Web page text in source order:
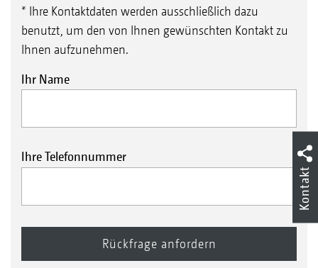
* Ihre Kontaktdaten werden ausschließlich dazu
benutzt, um den von Ihnen gewünschten Kontakt zu
Ihnen aufzunehmen.
Ihr Name
Ihre Telefonnummer
Kontakt